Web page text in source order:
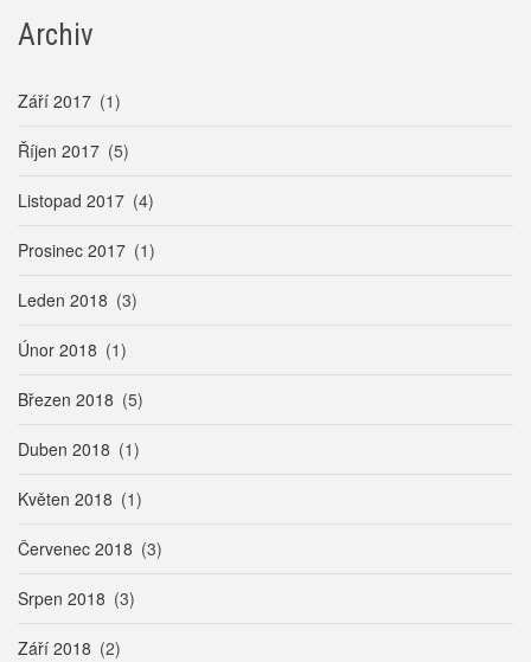
Archiv
Září 2017 (1)
Říjen 2017 (5)
Listopad 2017 (4)
Prosinec 2017 (1)
Leden 2018 (3)
Únor 2018 (1)
Březen 2018 (5)
Duben 2018 (1)
Květen 2018 (1)
Červenec 2018 (3)
Srpen 2018 (3)
Září 2018 (2)